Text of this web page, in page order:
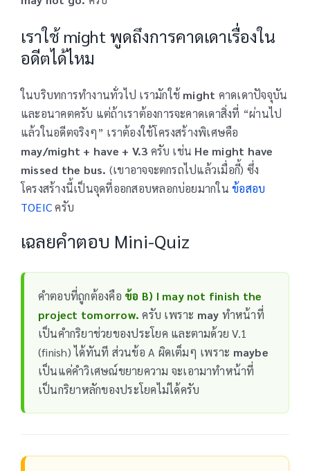
เราใช้ might พูดถึงการคาดเดาเรื่องใน
อดีตได้ไหม
ในบริบทการทำงานทั่วไป เรามักใช้ might คาดเดาปัจจุบัน
และอนาคตครับ แต่ถ้าเราต้องการจะคาดเดาสิ่งที่ “ผ่านไป
แล้วในอดีตจริงๆ” เราต้องใช้โครงสร้างพิเศษคือ
may/might + have + V.3 ครับ เช่น He might have
missed the bus. (เขาอาจจะตกรถไปแล้วเมื่อกี้) ซึ่ง
โครงสร้างนี้เป็นจุดที่ออกสอบหลอกบ่อยมากในข้อสอบ
TOEICครับ
เฉลยคำตอบ Mini-Quiz
คำตอบที่ถูกต้องคือ ข้อ B) I may not finish the
project tomorrow. ครับ เพราะ may ทำหน้าที่
เป็นคำกริยาช่วยของประโยค และตามด้วย V.1
(finish) ได้ทันที ส่วนข้อ A ผิดเต็มๆ เพราะ maybe
เป็นแค่คำวิเศษณ์ขยายความ จะเอามาทำหน้าที่
เป็นกริยาหลักของประโยคไม่ได้ครับ